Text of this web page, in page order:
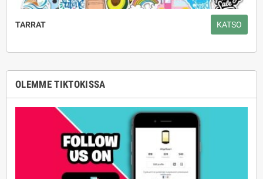
TARRAT KATSO
OLEMME TIKTOKISSA